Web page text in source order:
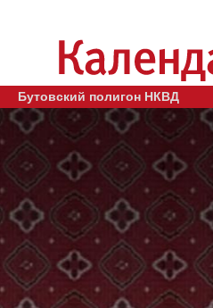
Бутовский полигон НКВД